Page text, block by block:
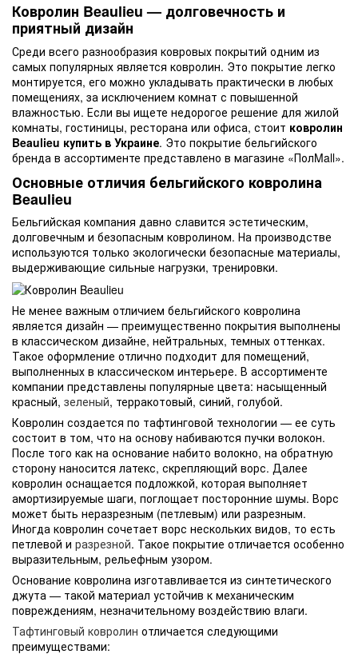
Ковролин Beaulieu — долговечность и
приятный дизайн
Среди всего разнообразия ковровых покрытий одним из
самых популярных является ковролин. Это покрытие легко
монтируется, его можно укладывать практически в любых
помещениях, за исключением комнат с повышенной
влажностью. Если вы ищете недорогое решение для жилой
комнаты, гостиницы, ресторана или офиса, стоит ковролин
Beaulieu купить в Украине. Это покрытие бельгийского
бренда в ассортименте представлено в магазине «ПолMall».
Основные отличия бельгийского ковролина
Beaulieu
Бельгийская компания давно славится эстетическим,
долговечным и безопасным ковролином. На производстве
используются только экологически безопасные материалы,
выдерживающие сильные нагрузки, тренировки.
Не менее важным отличием бельгийского ковролина
является дизайн — преимущественно покрытия выполнены
в классическом дизайне, нейтральных, темных оттенках.
Такое оформление отлично подходит для помещений,
выполненных в классическом интерьере. В ассортименте
компании представлены популярные цвета: насыщенный
красный, зеленый, терракотовый, синий, голубой.
Ковролин создается по тафтинговой технологии — ее суть
состоит в том, что на основу набиваются пучки волокон.
После того как на основание набито волокно, на обратную
сторону наносится латекс, скрепляющий ворс. Далее
ковролин оснащается подложкой, которая выполняет
амортизируемые шаги, поглощает посторонние шумы. Ворс
может быть неразрезным (петлевым) или разрезным.
Иногда ковролин сочетает ворс нескольких видов, то есть
петлевой и разрезной. Такое покрытие отличается особенно
выразительным, рельефным узором.
Основание ковролина изготавливается из синтетического
джута — такой материал устойчив к механическим
повреждениям, незначительному воздействию влаги.
Тафтинговый ковролин отличается следующими
преимуществами: